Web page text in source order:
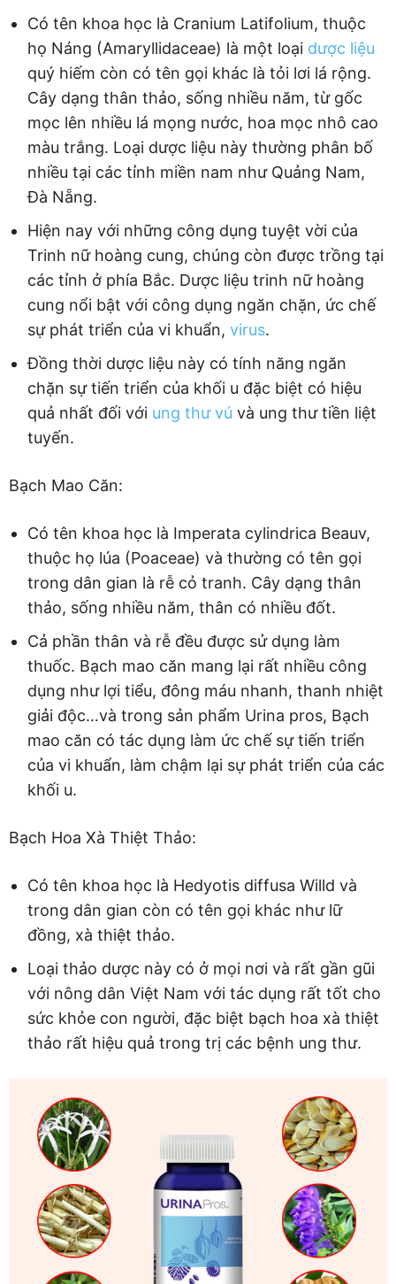
Có tên khoa học là Cranium Latifolium, thuộc
họ Náng (Amaryllidaceae) là một loại dược liệu
quý hiếm còn có tên gọi khác là tỏi lơi lá rộng.
Cây dạng thân thảo, sống nhiều năm, từ gốc
mọc lên nhiều lá mọng nước, hoa mọc nhô cao
màu trắng. Loại dược liệu này thường phân bố
nhiều tại các tỉnh miền nam như Quảng Nam,
Đà Nẵng.
Hiện nay với những công dụng tuyệt vời của
Trinh nữ hoàng cung, chúng còn được trồng tại
các tỉnh ở phía Bắc. Dược liệu trinh nữ hoàng
cung nổi bật với công dụng ngăn chặn, ức chế
sự phát triển của vi khuẩn, virus.
Đồng thời dược liệu này có tính năng ngăn
chặn sự tiến triển của khối u đặc biệt có hiệu
quả nhất đối với ung thư vú và ung thư tiền liệt
tuyến.
Bạch Mao Căn:
Có tên khoa học là Imperata cylindrica Beauv,
thuộc họ lúa (Poaceae) và thường có tên gọi
trong dân gian là rễ cỏ tranh. Cây dạng thân
thảo, sống nhiều năm, thân có nhiều đốt.
Cả phần thân và rễ đều được sử dụng làm
thuốc. Bạch mao căn mang lại rất nhiều công
dụng như lợi tiểu, đông máu nhanh, thanh nhiệt
giải độc…và trong sản phẩm Urina pros, Bạch
mao căn có tác dụng làm ức chế sự tiến triển
của vi khuẩn, làm chậm lại sự phát triển của các
khối u.
Bạch Hoa Xà Thiệt Thảo:
Có tên khoa học là Hedyotis diffusa Willd và
trong dân gian còn có tên gọi khác như lữ
đồng, xà thiệt thảo.
Loại thảo dược này có ở mọi nơi và rất gần gũi
với nông dân Việt Nam với tác dụng rất tốt cho
sức khỏe con người, đặc biệt bạch hoa xà thiệt
thảo rất hiệu quả trong trị các bệnh ung thư.